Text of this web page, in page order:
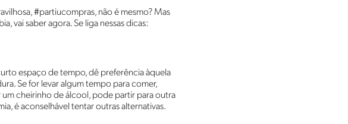
#partiucompras, não é mesmo? Mas
vai saber agora. Se liga nessas dicas:
espaço de tempo, dê preferência àquela
Se for levar algum tempo para comer,
cheirinho de álcool, pode partir para outra
é aconselhável tentar outras alternativas.